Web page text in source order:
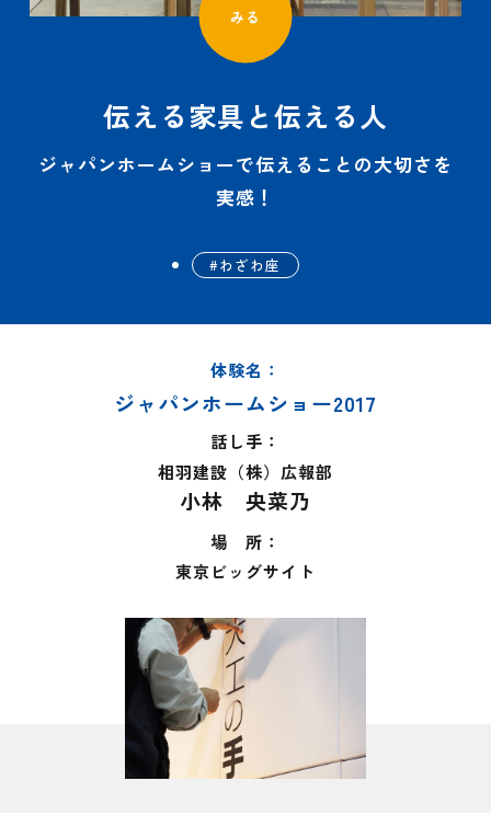
みる
伝える家具と伝える人
ジャパンホームショーで伝えることの大切さを
実感！
わざわ座
体験名：
ジャパンホームショー2017
話し手：
相羽建設（株）広報部
小林 央菜乃
場 所：
東京ビッグサイト